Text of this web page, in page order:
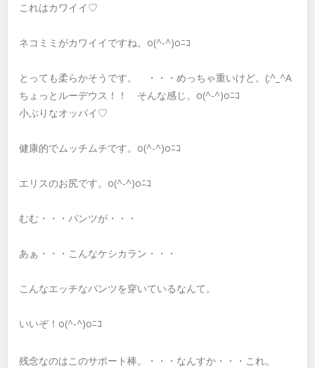
これはカワイイ♡
ネコミミがカワイイですね。o(^-^)oﾆｺ
とっても柔らかそうです。 ・・・めっちゃ重いけど。(;^_^A
ちょっとルーデウス！！ そんな感じ。o(^-^)oﾆｺ
小ぶりなオッパイ♡
健康的でムッチムチです。o(^-^)oﾆｺ
エリスのお尻です。o(^-^)oﾆｺ
むむ・・・パンツが・・・
あぁ・・・こんなケシカラン・・・
こんなエッチなパンツを穿いているなんて。
いいぞ！o(^-^)oﾆｺ
残念なのはこのサポート棒。・・・なんすか・・・これ。